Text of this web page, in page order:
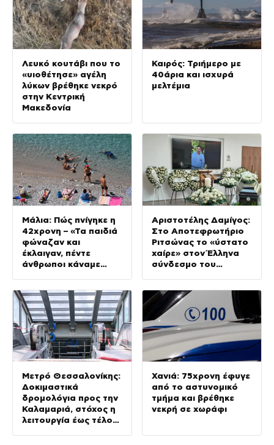
Λευκό κουτάβι που το
«υιοθέτησε» αγέλη
λύκων βρέθηκε νεκρό
στην Κεντρική
Μακεδονία
Καιρός: Τριήμερο με
40άρια και ισχυρά
μελτέμια
Μάλια: Πώς πνίγηκε η
42χρονη – «Τα παιδιά
φώναζαν και
έκλαιγαν, πέντε
άνθρωποι κάναμε
Αριστοτέλης Δαμίγος:
Στο Αποτεφρωτήριο
Ριτσώνας το «ύστατο
χαίρε» στον Έλληνα
σύνδεσμο του
Μετρό Θεσσαλονίκης:
Δοκιμαστικά
δρομολόγια προς την
Καλαμαριά, στόχος η
λειτουργία έως τέλος
Χανιά: 75χρονη έφυγε
από το αστυνομικό
τμήμα και βρέθηκε
νεκρή σε χωράφι